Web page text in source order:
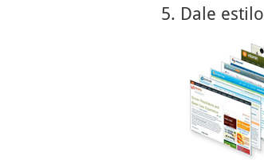
5. Dale estilo